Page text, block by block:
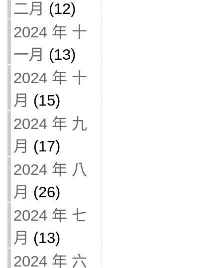
二月 (12)
2024 年 十
一月 (13)
2024 年 十
月 (15)
2024 年 九
月 (17)
2024 年 八
月 (26)
2024 年 七
月 (13)
2024 年 六